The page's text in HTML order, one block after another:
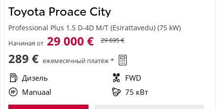
Toyota Proace City
Professional Plus 1.5 D-4D M/T (Esirattavedu) (75 kW)
Начиная от 29 000 € 29 695 €
289 € ежемесячный платёж *
Дизель
FWD
Manuaal
75 кВт